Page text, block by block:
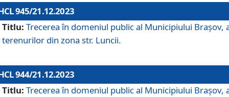
945/21.12.2023
Titlu: Trecerea în domeniul public al Municipiului Braşov,
terenurilor din zona str. Luncii.
944/21.12.2023
Titlu: Trecerea în domeniul public al Municipiului Braşov,